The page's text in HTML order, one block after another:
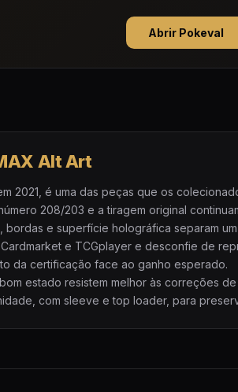
Abrir Pokeval
Alt Art
2021, é uma das peças que os
208/203 e a tiragem original
e superfície holográfica separam
e TCGplayer e desconfie de
da certificação face ao ganho esperado.
estado resistem melhor às correções
com sleeve e top loader, para